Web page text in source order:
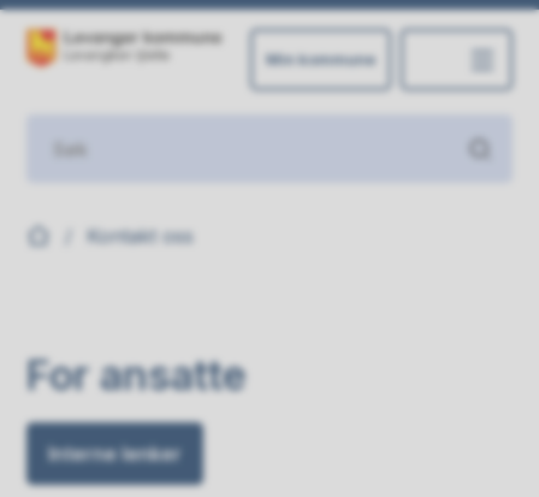
Min kommune
Du er her:Kontakt oss
For ansatte
Interne lenker